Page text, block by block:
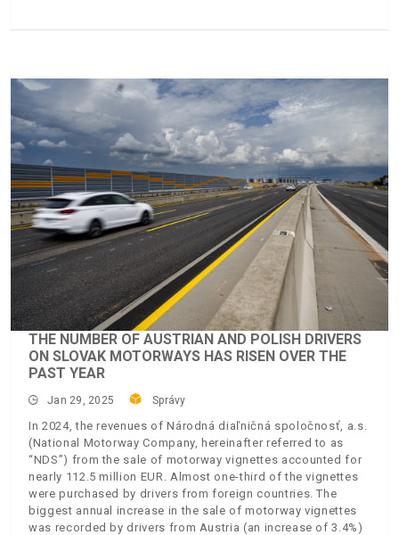
THE NUMBER OF AUSTRIAN AND POLISH DRIVERS
ON SLOVAK MOTORWAYS HAS RISEN OVER THE
PAST YEAR
Jan 29, 2025 Správy
In 2024, the revenues of Národná diaľničná spoločnosť, a.s.
(National Motorway Company, hereinafter referred to as
“NDS”) from the sale of motorway vignettes accounted for
nearly 112.5 million EUR. Almost one-third of the vignettes
were purchased by drivers from foreign countries. The
biggest annual increase in the sale of motorway vignettes
was recorded by drivers from Austria (an increase of 3.4%)